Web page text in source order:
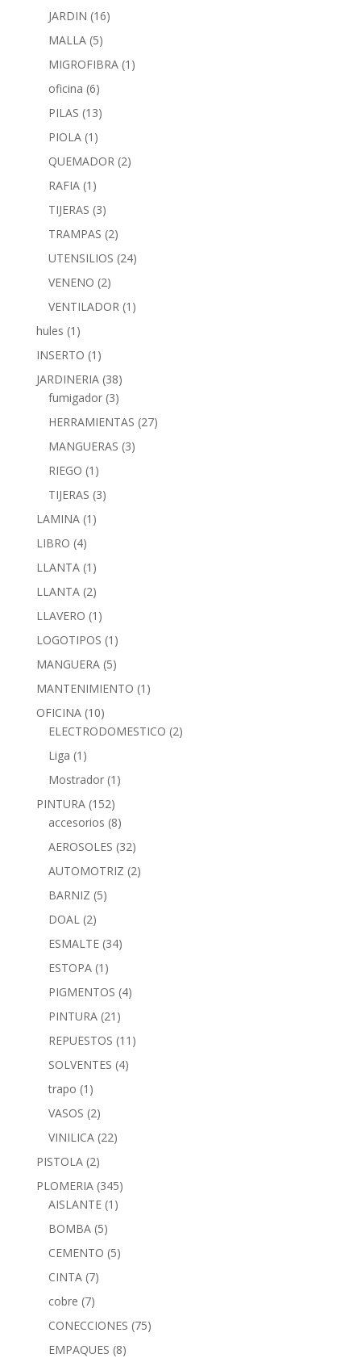
JARDIN (16)
MALLA (5)
MIGROFIBRA (1)
oficina (6)
PILAS (13)
PIOLA (1)
QUEMADOR (2)
RAFIA (1)
TIJERAS (3)
TRAMPAS (2)
UTENSILIOS (24)
VENENO (2)
VENTILADOR (1)
hules (1)
INSERTO (1)
JARDINERIA (38)
fumigador (3)
HERRAMIENTAS (27)
MANGUERAS (3)
RIEGO (1)
TIJERAS (3)
LAMINA (1)
LIBRO (4)
LLANTA (1)
LLANTA (2)
LLAVERO (1)
LOGOTIPOS (1)
MANGUERA (5)
MANTENIMIENTO (1)
OFICINA (10)
ELECTRODOMESTICO (2)
Liga (1)
Mostrador (1)
PINTURA (152)
accesorios (8)
AEROSOLES (32)
AUTOMOTRIZ (2)
BARNIZ (5)
DOAL (2)
ESMALTE (34)
ESTOPA (1)
PIGMENTOS (4)
PINTURA (21)
REPUESTOS (11)
SOLVENTES (4)
trapo (1)
VASOS (2)
VINILICA (22)
PISTOLA (2)
PLOMERIA (345)
AISLANTE (1)
BOMBA (5)
CEMENTO (5)
CINTA (7)
cobre (7)
CONECCIONES (75)
EMPAQUES (8)